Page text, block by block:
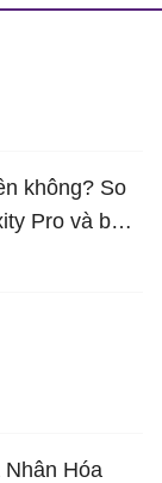
không? So
Pro và bản
Hóa